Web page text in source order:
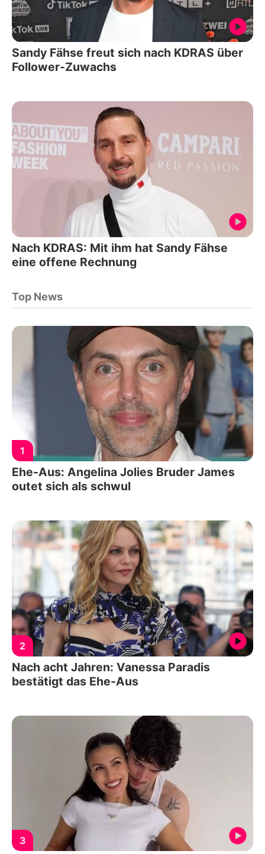
Sandy Fähse freut sich nach KDRAS über
Follower-Zuwachs
Nach KDRAS: Mit ihm hat Sandy Fähse
eine offene Rechnung
Top News
1
Ehe-Aus: Angelina Jolies Bruder James
outet sich als schwul
2
Nach acht Jahren: Vanessa Paradis
bestätigt das Ehe-Aus
3